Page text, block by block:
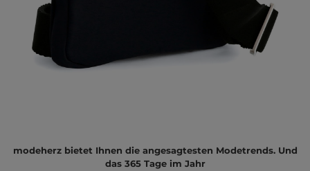
modeherz bietet Ihnen die angesagtesten Modetrends. Und
das 365 Tage im Jahr